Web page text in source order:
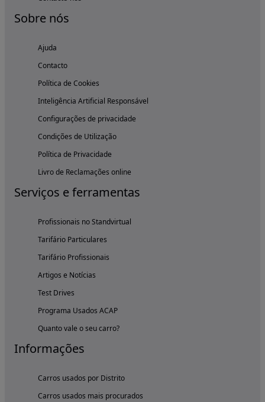
Sobre nós
Ajuda
Contacto
Política de Cookies
Inteligência Artificial Responsável
Configurações de privacidade
Condições de Utilização
Política de Privacidade
Livro de Reclamações online
Serviços e ferramentas
Profissionais no Standvirtual
Tarifário Particulares
Tarifário Profissionais
Artigos e Notícias
Test Drives
Programa Usados ACAP
Quanto vale o seu carro?
Informações
Carros usados por Distrito
Carros usados mais procurados